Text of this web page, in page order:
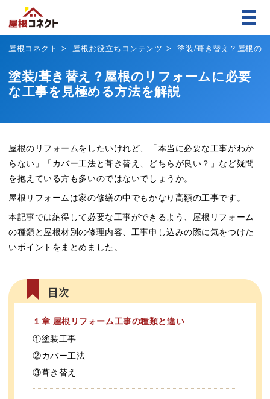
屋根コネクト 屋根お役立ちコンテンツ 塗装/葺き替え？屋根の
塗装/葺き替え？屋根のリフォームに必要
な工事を見極める方法を解説
屋根のリフォームをしたいけれど、「本当に必要な工事がわか
らない」「カバー工法と葺き替え、どちらが良い？」など疑問
を抱えている方も多いのではないでしょうか。
屋根リフォームは家の修繕の中でもかなり高額の工事です。
本記事では納得して必要な工事ができるよう、屋根リフォーム
の種類と屋根材別の修理内容、工事申し込みの際に気をつけた
いポイントをまとめました。
１章 屋根リフォーム工事の種類と違い
①塗装工事
②カバー工法
③葺き替え